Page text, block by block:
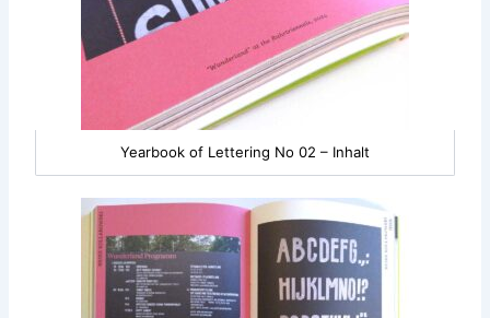
Yearbook of Lettering No 02 – Inhalt